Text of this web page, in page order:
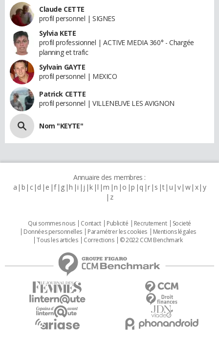
Claude CETTE
profil personnel | SIGNES
Sylvia KETE
profil professionnel | ACTIVE MEDIA 360° - Chargée
planning et trafic
Sylvain GAYTE
profil personnel | MEXICO
Patrick CETTE
profil personnel | VILLENEUVE LES AVIGNON
Nom "KEYTE"
Annuaire des membres :
a b c d e f g h i j k l m n o p q r s t u v w x y
z
Qui sommes nous Contact Publicité Recrutement
Societé
Données personnelles
Paramétrer les cookies
Mentions légales
Tous les articles
Corrections © 2022 CCM Benchmark